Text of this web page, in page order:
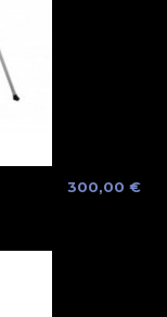
300,00 €